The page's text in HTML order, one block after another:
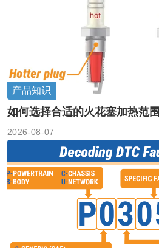
产品知识
如何选择合适的火花塞加热范围
2026-08-07